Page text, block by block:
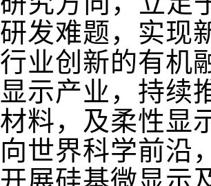
研发难题，实现
行业创新的有机
显示产业，持续
材料，及柔性显
向世界科学前沿
开展硅基微显示